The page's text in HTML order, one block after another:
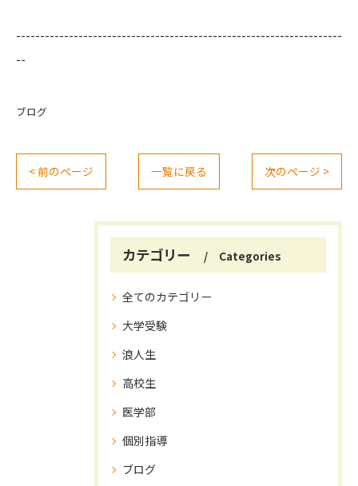
--------------------------------------------------------------------
--
ブログ
< 前のページ 一覧に戻る 次のページ >
カテゴリー Categories
全てのカテゴリー
大学受験
浪人生
高校生
医学部
個別指導
ブログ